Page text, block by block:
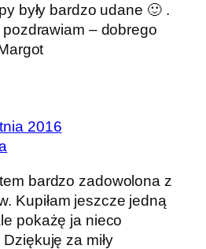
były bardzo udane 🙂 .
– dobrego
2016
bardzo zadowolona z
Kupiłam jeszcze jedną
pokażę ja nieco
za miły